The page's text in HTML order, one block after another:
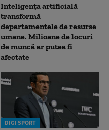
Inteligența artificială
transformă
departamentele de resurse
umane. Milioane de locuri
de muncă ar putea fi
afectate
DIGI SPORT